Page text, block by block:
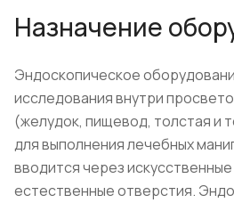
Назначение
Эндоскопическое
исследования внутри
(желудок, пищевод, толстая и
для выполнения лечебных
вводится через
естественные отверстия.